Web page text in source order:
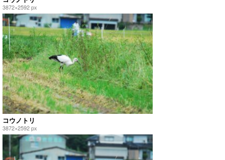
3872×2592 px
コウノトリ
3872×2592 px